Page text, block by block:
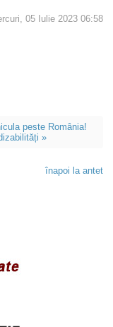
05 Iulie 2023 06:58
peste România!
»
înapoi la antet